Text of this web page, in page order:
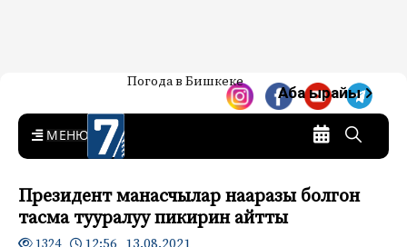
7-канал. Жаңылыктар —
Кыргызстан
Жаңылыктар — Кыргызстан
Погода в Бишкеке
Аба ырайы
MENU
Президент манасчылар нааразы болгон
тасма тууралуу пикирин айтты